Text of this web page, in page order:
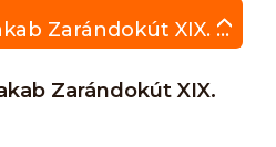
Felvidéki Szent Jakab Zarándokút XIX. 20
Zarándokút XIX.